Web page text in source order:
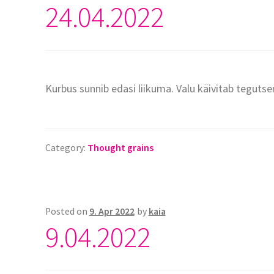
24.04.2022
Kurbus sunnib edasi liikuma. Valu käivitab
Category: Thought grains
Posted on 9. Apr 2022 by kaia
9.04.2022